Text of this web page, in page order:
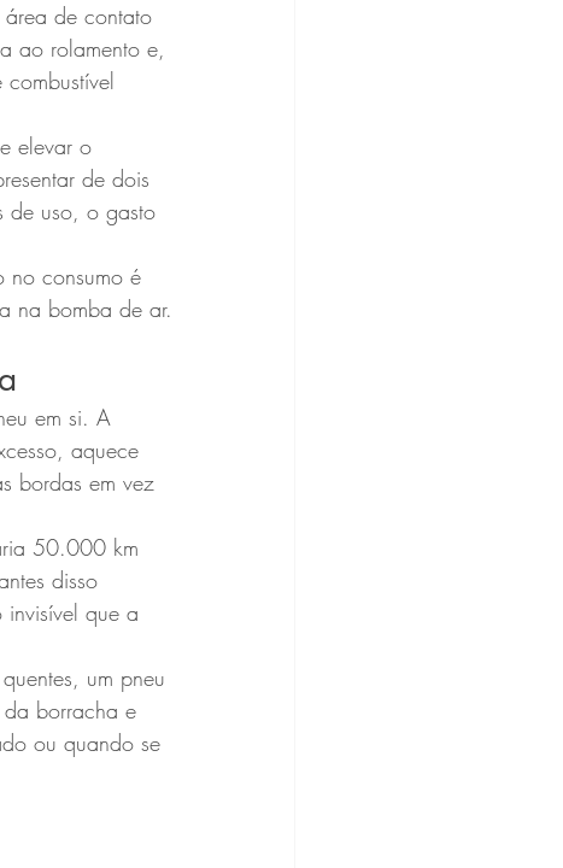
de contato
ao rolamento e,
elevar o
de dois
de uso, o gasto
no consumo é
na bomba de ar.
em si. A
aquece
bordas em vez
50.000 km
disso
invisível que a
um pneu
da borracha e
ou quando se